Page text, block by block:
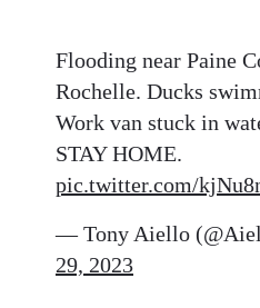
Flooding near Paine
Rochelle. Ducks
Work van stuck in
STAY HOME.
pic.twitter.com/
— Tony Aiello
29, 2023